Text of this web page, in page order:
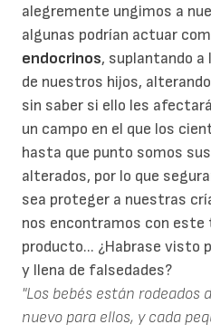
alegremente ungimos a
algunas podrían actuar
endocrinos, suplantando
de nuestros hijos,
sin saber si ello les
un campo en el que los
hasta que punto somos
alterados, por lo que
sea proteger a nuestras
nos encontramos con este
producto... ¿Habrase visto
y llena de falsedades?
"Los bebés están
nuevo para ellos, y cada